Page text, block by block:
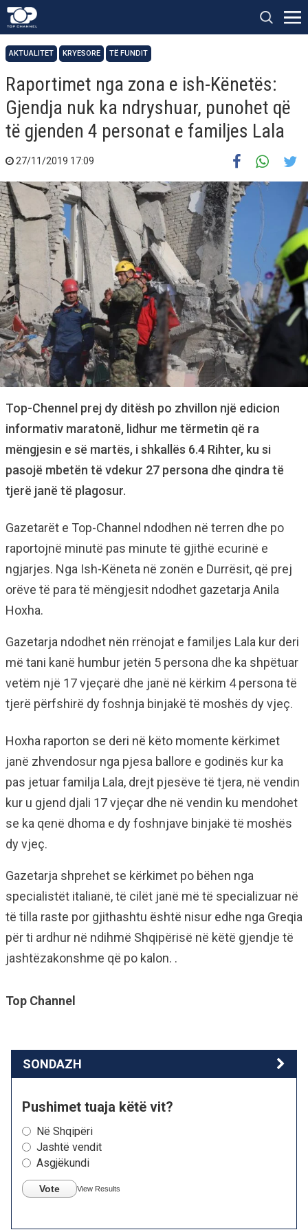
AKTUALITET KRYESORE TË FUNDIT
Raportimet nga zona e ish-Kënetës:
Gjendja nuk ka ndryshuar, punohet që
të gjenden 4 personat e familjes Lala
27/11/2019 17:09
Top-Chennel prej dy ditësh po zhvillon një edicion
informativ maratonë, lidhur me tërmetin që ra
mëngjesin e së martës, i shkallës 6.4 Rihter, ku si
pasojë mbetën të vdekur 27 persona dhe qindra të
tjerë janë të plagosur.
Gazetarët e Top-Channel ndodhen në terren dhe po
raportojnë minutë pas minute të gjithë ecurinë e
ngjarjes. Nga Ish-Këneta në zonën e Durrësit, që prej
orëve të para të mëngjesit ndodhet gazetarja Anila
Hoxha.
Gazetarja ndodhet nën rrënojat e familjes Lala kur deri
më tani kanë humbur jetën 5 persona dhe ka shpëtuar
vetëm një 17 vjeçarë dhe janë në kërkim 4 persona të
tjerë përfshirë dy foshnja binjakë të moshës dy vjeç.
Hoxha raporton se deri në këto momente kërkimet
janë zhvendosur nga pjesa ballore e godinës kur ka
pas jetuar familja Lala, drejt pjesëve të tjera, në vendin
kur u gjend djali 17 vjeçar dhe në vendin ku mendohet
se ka qenë dhoma e dy foshnjave binjakë të moshës
dy vjeç.
Gazetarja shprehet se kërkimet po bëhen nga
specialistët italianë, të cilët janë më të specializuar në
të tilla raste por gjithashtu është nisur edhe nga Greqia
për ti ardhur në ndihmë Shqipërisë në këtë gjendje të
jashtëzakonshme që po kalon. .
Top Channel
SONDAZH
Pushimet tuaja këtë vit?
Në Shqipëri
Jashtë vendit
Asgjëkundi
Vote View Results